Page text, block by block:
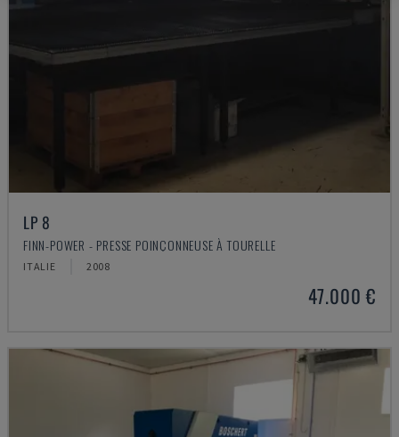
LP 8
FINN-POWER - PRESSE POINÇONNEUSE À TOURELLE
ITALIE 2008
47.000 €